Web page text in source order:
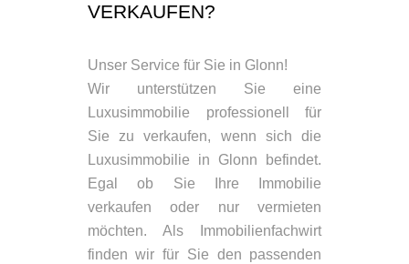
VERKAUFEN?
Unser Service für Sie in Glonn!
Wir unterstützen Sie eine
Luxusimmobilie professionell für
Sie zu verkaufen, wenn sich die
Luxusimmobilie in Glonn befindet.
Egal ob Sie Ihre Immobilie
verkaufen oder nur vermieten
möchten. Als Immobilienfachwirt
finden wir für Sie den passenden